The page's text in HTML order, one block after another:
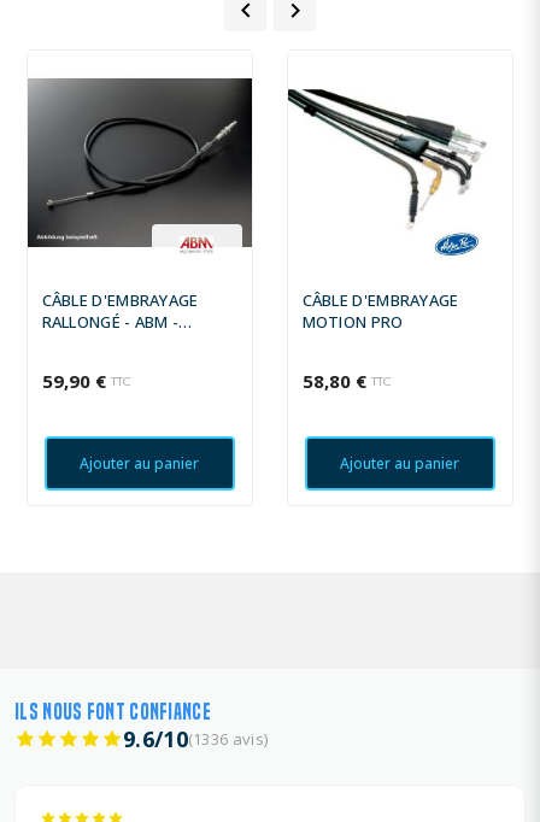
 
CÂBLE D'EMBRAYAGE
RALLONGÉ - ABM -
59,90 € TTC
Ajouter au panier
CÂBLE D'EMBRAYAGE
MOTION PRO
58,80 € TTC
Ajouter au panier
ILS NOUS FONT CONFIANCE
9.6/10(1336 avis)